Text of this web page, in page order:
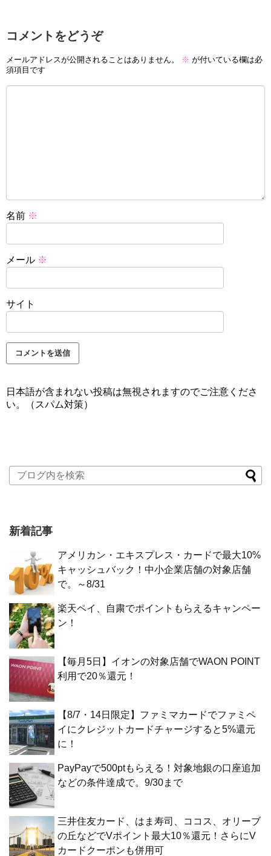
コメントをどうぞ
メールアドレスが公開されることはありません。 ※ が付いている欄は必
須項目です
名前 ※
メール ※
サイト
日本語が含まれない投稿は無視されますのでご注意くださ
い。（スパム対策）
新着記事
アメリカン・エキスプレス・カードで最大10%
キャッシュバック！中小企業店舗の対象店舗
で。～8/31
楽天ペイ、自粛でポイントもらえるキャンペー
ン！
【毎月5日】イオンの対象店舗でWAON POINT
利用で20％還元！
【8/7・14日限定】ファミマカードでファミペ
イにクレジットカードチャージすると5%還元
に！
PayPayで500ptもらえる！対象地銀の口座追加
などの条件達成で。9/30まで
三井住友カード、はま寿司、ココス、オリーブ
の丘などでVポイント最大10％還元！さらにV
カードクーポンも併用可